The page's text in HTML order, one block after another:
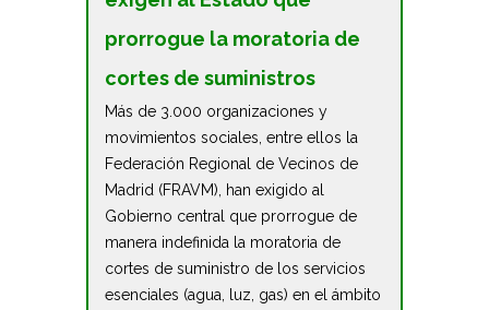
prorrogue la moratoria de
cortes de suministros
Más de 3.000 organizaciones y
movimientos sociales, entre ellos la
Federación Regional de Vecinos de
Madrid (FRAVM), han exigido al
Gobierno central que prorrogue de
manera indefinida la moratoria de
cortes de suministro de los servicios
esenciales (agua, luz, gas) en el ámbito